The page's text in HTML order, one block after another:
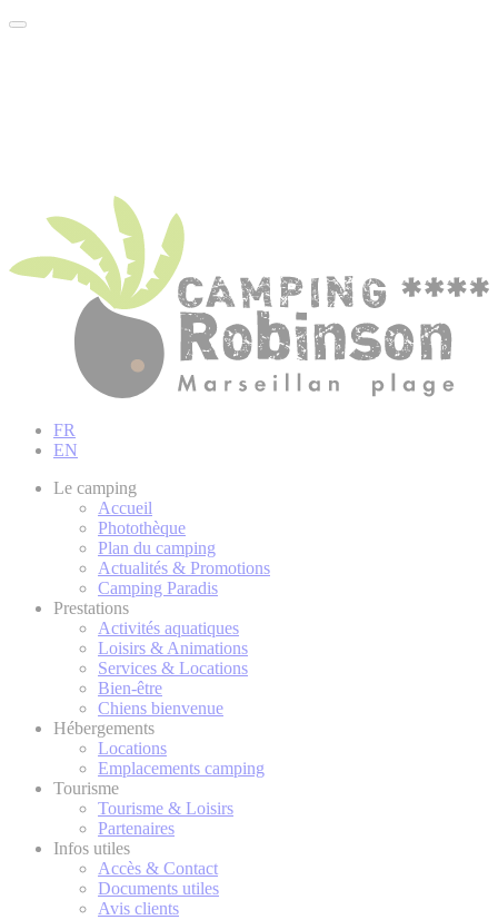
FR
EN
Le camping
Accueil
Photothèque
Plan du camping
Actualités & Promotions
Camping Paradis
Prestations
Activités aquatiques
Loisirs & Animations
Services & Locations
Bien-être
Chiens bienvenue
Hébergements
Locations
Emplacements camping
Tourisme
Tourisme & Loisirs
Partenaires
Infos utiles
Accès & Contact
Documents utiles
Avis clients